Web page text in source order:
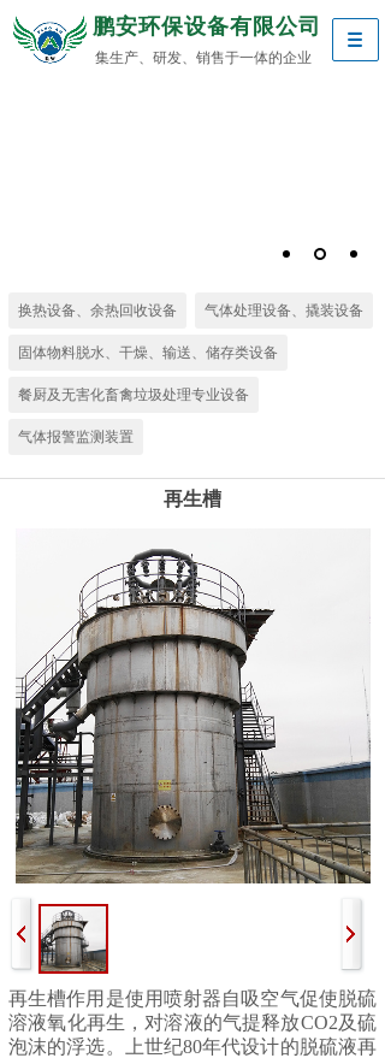
集生产、研发、销售于一体的企业
鹏安环保设备有限公司
换热设备、余热回收设备 气体处理设备、撬装设备
固体物料脱水、干燥、输送、储存类设备
餐厨及无害化畜禽垃圾处理专业设备
气体报警监测装置
再生槽
再生槽作用是使用喷射器自吸空气促使脱硫
溶液氧化再生，对溶液的气提释放CO2及硫
泡沫的浮选。上世纪80年代设计的脱硫液再